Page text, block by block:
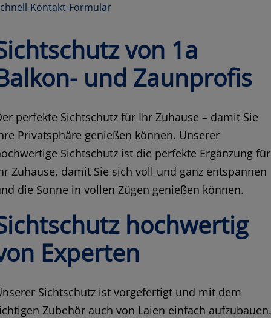
Kontakt-Formular
von 1a
und Zaunprofis
perfekte Sichtschutz für Ihr Zuhause – damit Sie
Privatsphäre genießen können. Unserer
Sichtschutz ist die perfekte Ergänzung für
Zuhause, damit Sie sich voll und ganz entspannen
die Sonne in vollen Zügen genießen können.
hochwertig
Experten
Sichtschutz ist vorgefertigt und mit dem
Zubehör auch von Laien einfach